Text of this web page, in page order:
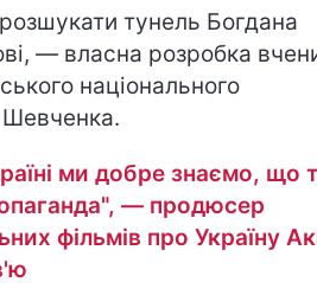
тунель Богдана
— власна розробка
національного
Шевченка.
ми добре знаємо, що
— продюсер
фільмів про Україну